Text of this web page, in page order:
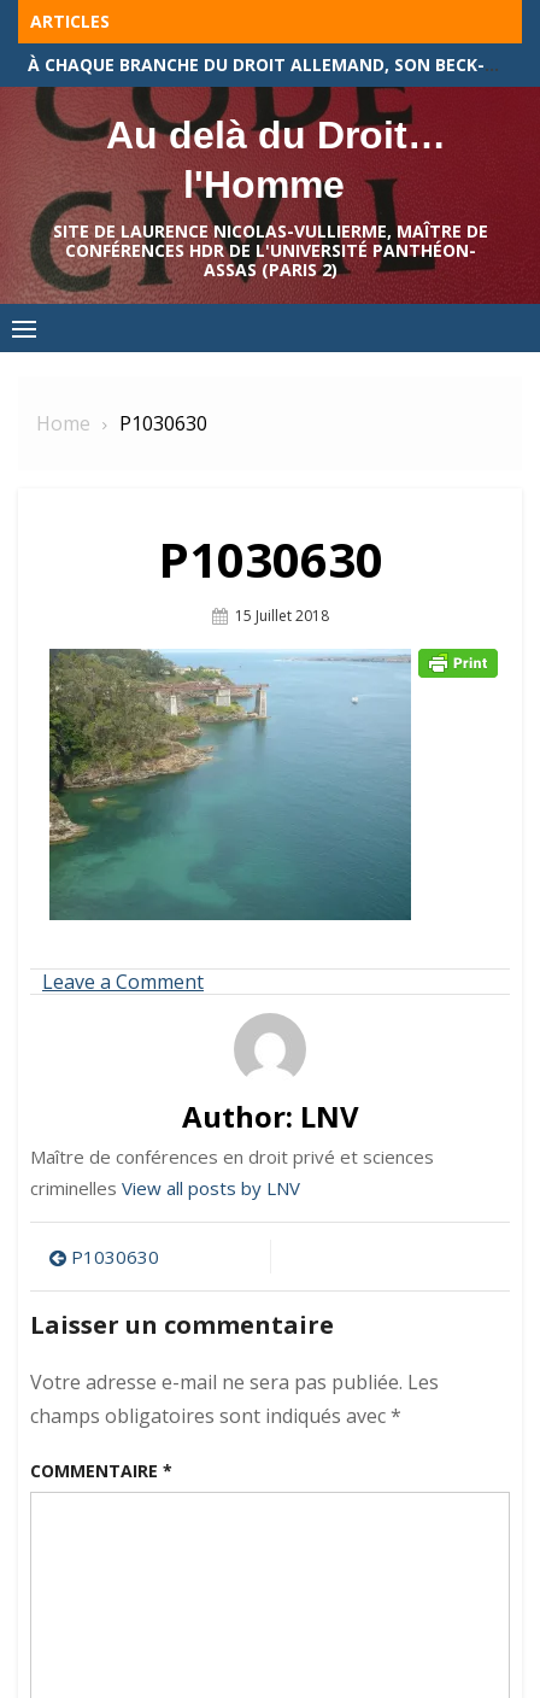
Skip
content
ARTICLES
À CHAQUE BRANCHE DU DROIT ALLEMAND, SON BECK-TEXTE !
Au delà du Droit…
l'Homme
SITE DE LAURENCE NICOLAS-VULLIERME, MAÎTRE DE
CONFÉRENCES HDR DE L'UNIVERSITÉ PANTHÉON-
ASSAS (PARIS 2)
Home P1030630
P1030630
Posted
15 Juillet 2018
Leave a Commenton
Author: LNV
Maître de conférences en droit privé et sciences
criminelles View all posts by LNV
Navigation
de
l’article
P1030630
Laisser un commentaire
Votre adresse e-mail ne sera pas publiée. Les
champs obligatoires sont indiqués avec*
COMMENTAIRE *